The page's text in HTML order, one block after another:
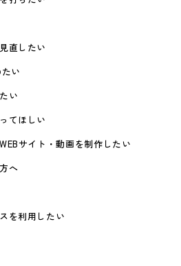
直したい
い
い
てほしい
サイト・動画を制作したい
へ
を利用したい